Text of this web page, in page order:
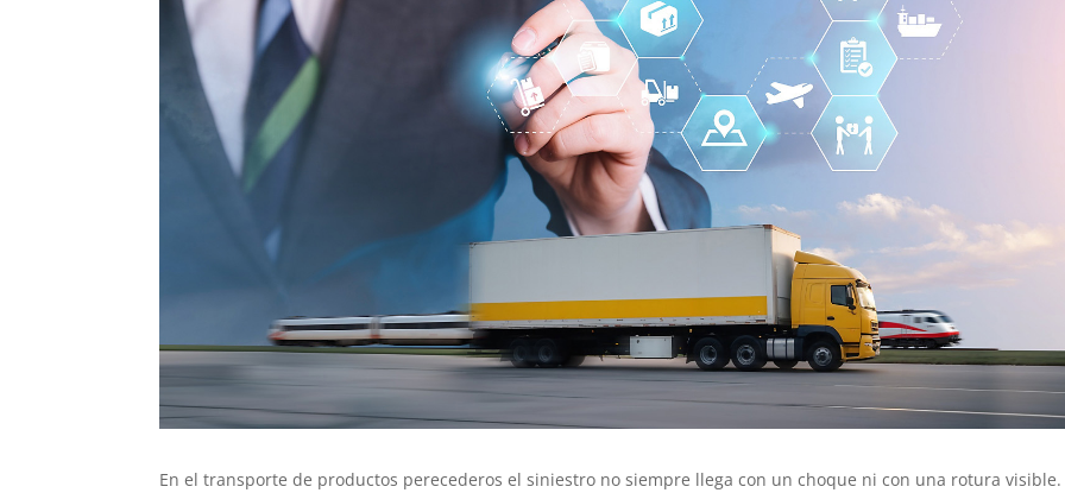
En el transporte de productos perecederos el siniestro no siempre llega con un choque ni con una rotura visible.